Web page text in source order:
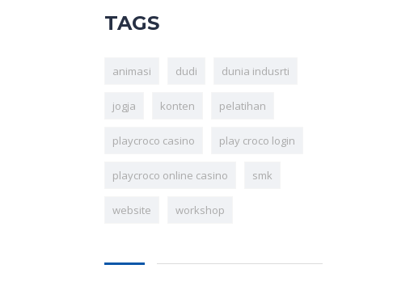
TAGS
animasi dudi dunia indusrti
jogja konten pelatihan
playcroco casino play croco login
playcroco online casino smk
website workshop